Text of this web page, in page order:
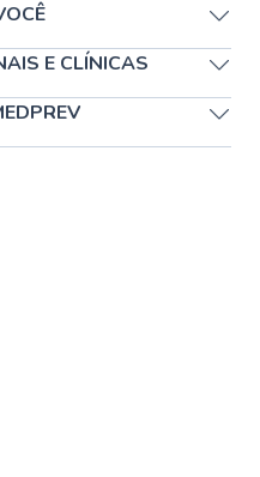
E CLÍNICAS